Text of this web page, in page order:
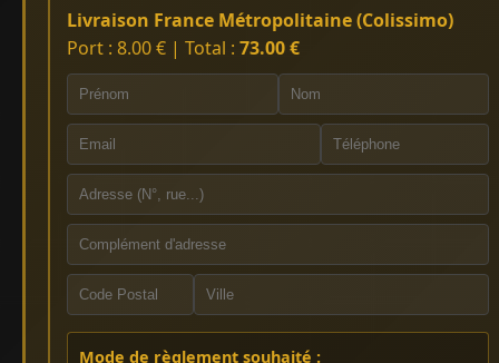
Livraison France Métropolitaine (Colissimo)
Port : 8.00 € | Total : 73.00 €
Mode de règlement souhaité :